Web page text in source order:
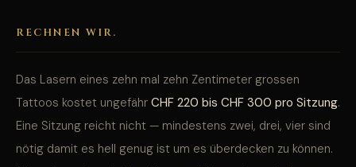
RECHNEN WIR.
Das Lasern eines zehn mal zehn Zentimeter grossen
Tattoos kostet ungefähr CHF 220 bis CHF 300 pro Sitzung.
Eine Sitzung reicht nicht — mindestens zwei, drei, vier sind
nötig damit es hell genug ist um es überdecken zu können.